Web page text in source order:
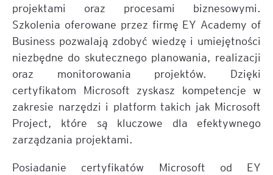
projektami oraz procesami biznesowymi.
Szkolenia oferowane przez firmę EY Academy of
Business pozwalają zdobyć wiedzę i umiejętności
niezbędne do skutecznego planowania, realizacji
oraz monitorowania projektów. Dzięki
certyfikatom Microsoft zyskasz kompetencje w
zakresie narzędzi i platform takich jak Microsoft
Project, które są kluczowe dla efektywnego
zarządzania projektami.
Posiadanie certyfikatów Microsoft od EY